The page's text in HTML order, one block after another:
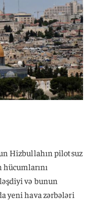
Hizbullahın pilotsuz
və bunun
yeni hava zərbələri